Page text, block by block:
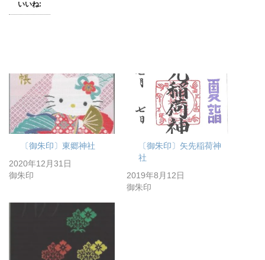
いいね:
〔御朱印〕東郷神社
2020年12月31日
御朱印
〔御朱印〕矢先稲荷神
社
2019年8月12日
御朱印